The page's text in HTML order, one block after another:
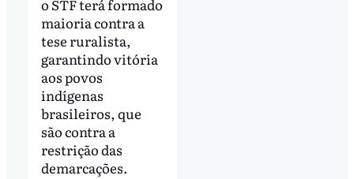
o STF terá formado
maioria contra a
tese ruralista,
garantindo vitória
aos povos
indígenas
brasileiros, que
são contra a
restrição das
demarcações.